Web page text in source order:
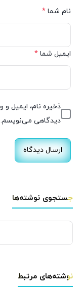
جستجوی نوشته‌ها
برای:
نوشته‌های مرتبط
نام شما *
ایمیل شما *
ذخیره نام، ایمیل و
دیدگاهی می‌نویسم.